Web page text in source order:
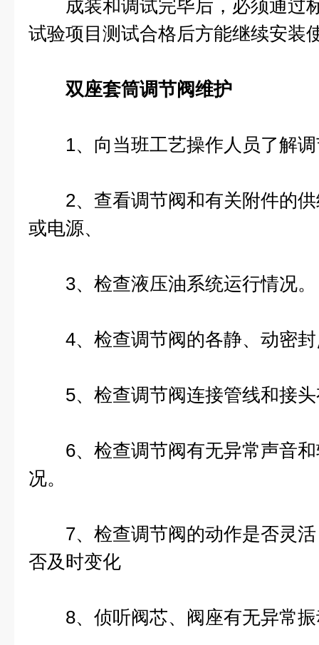
成装和调试完毕后，必须通过
试验项目测试合格后方能继续安装
双座套筒调节阀维护
1、向当班工艺操作人员了解调
2、查看调节阀和有关附件的供
或电源、
3、检查液压油系统运行情况。
4、检查调节阀的各静、动密封
5、检查调节阀连接管线和接头
6、检查调节阀有无异常声音和
况。
7、检查调节阀的动作是否灵活
否及时变化
8、侦听阀芯、阀座有无异常振